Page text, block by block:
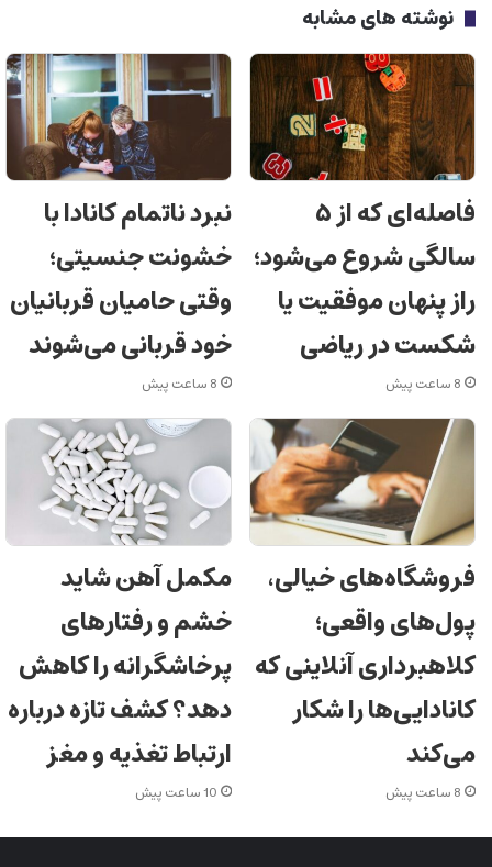
نوشته های مشابه
فاصله‌ای که از ۵
سالگی شروع می‌شود؛
راز پنهان موفقیت یا
شکست در ریاضی
8 ساعت پیش
نبرد ناتمام کانادا با
خشونت جنسیتی؛
وقتی حامیان قربانیان
خود قربانی می‌شوند
8 ساعت پیش
فروشگاه‌های خیالی،
پول‌های واقعی؛
کلاهبرداری آنلاینی که
کانادایی‌ها را شکار
می‌کند
8 ساعت پیش
مکمل آهن شاید
خشم و رفتارهای
پرخاشگرانه را کاهش
دهد؟ کشف تازه درباره
ارتباط تغذیه و مغز
10 ساعت پیش